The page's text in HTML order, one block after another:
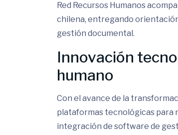
Red Recursos Humanos
chilena, entregando
gestión documental.
Innovación
humano
Con el avance de la
plataformas tecnológicas para
integración de software de